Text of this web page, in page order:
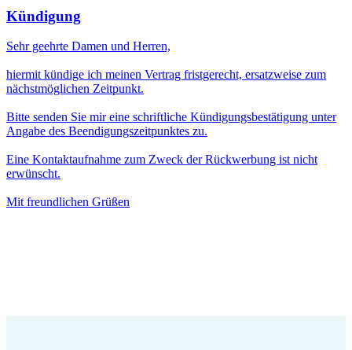
Kündigung
Sehr geehrte Damen und Herren,
hiermit kündige ich meinen Vertrag fristgerecht, ersatzweise zum
nächstmöglichen Zeitpunkt.
Bitte senden Sie mir eine schriftliche Kündigungsbestätigung unter
Angabe des Beendigungszeitpunktes zu.
Eine Kontaktaufnahme zum Zweck der Rückwerbung ist nicht
erwünscht.
Mit freundlichen Grüßen